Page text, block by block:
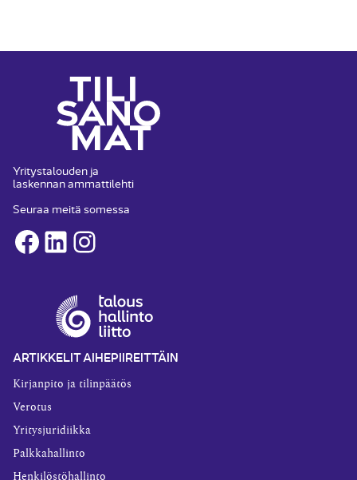
Yritystalouden ja
laskennan ammattilehti
Seuraa meitä somessa
Facebook
LinkedInInstagram
ARTIKKELIT AIHEPIIREITTÄIN
Kirjanpito ja tilinpäätös
Verotus
Yritysjuridiikka
Palkkahallinto
Henkilöstöhallinto